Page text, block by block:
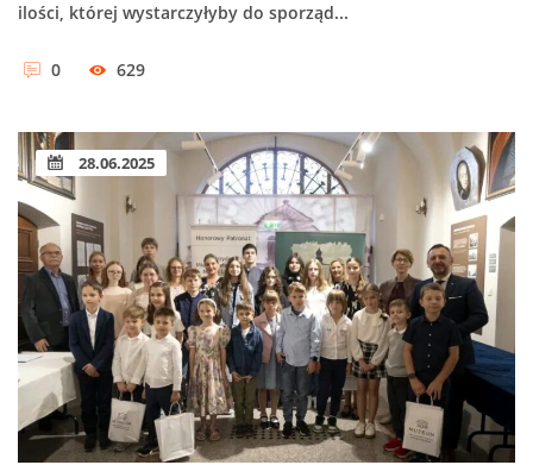
ilości, której wystarczyłyby do sporząd...
0 629
28.06.2025